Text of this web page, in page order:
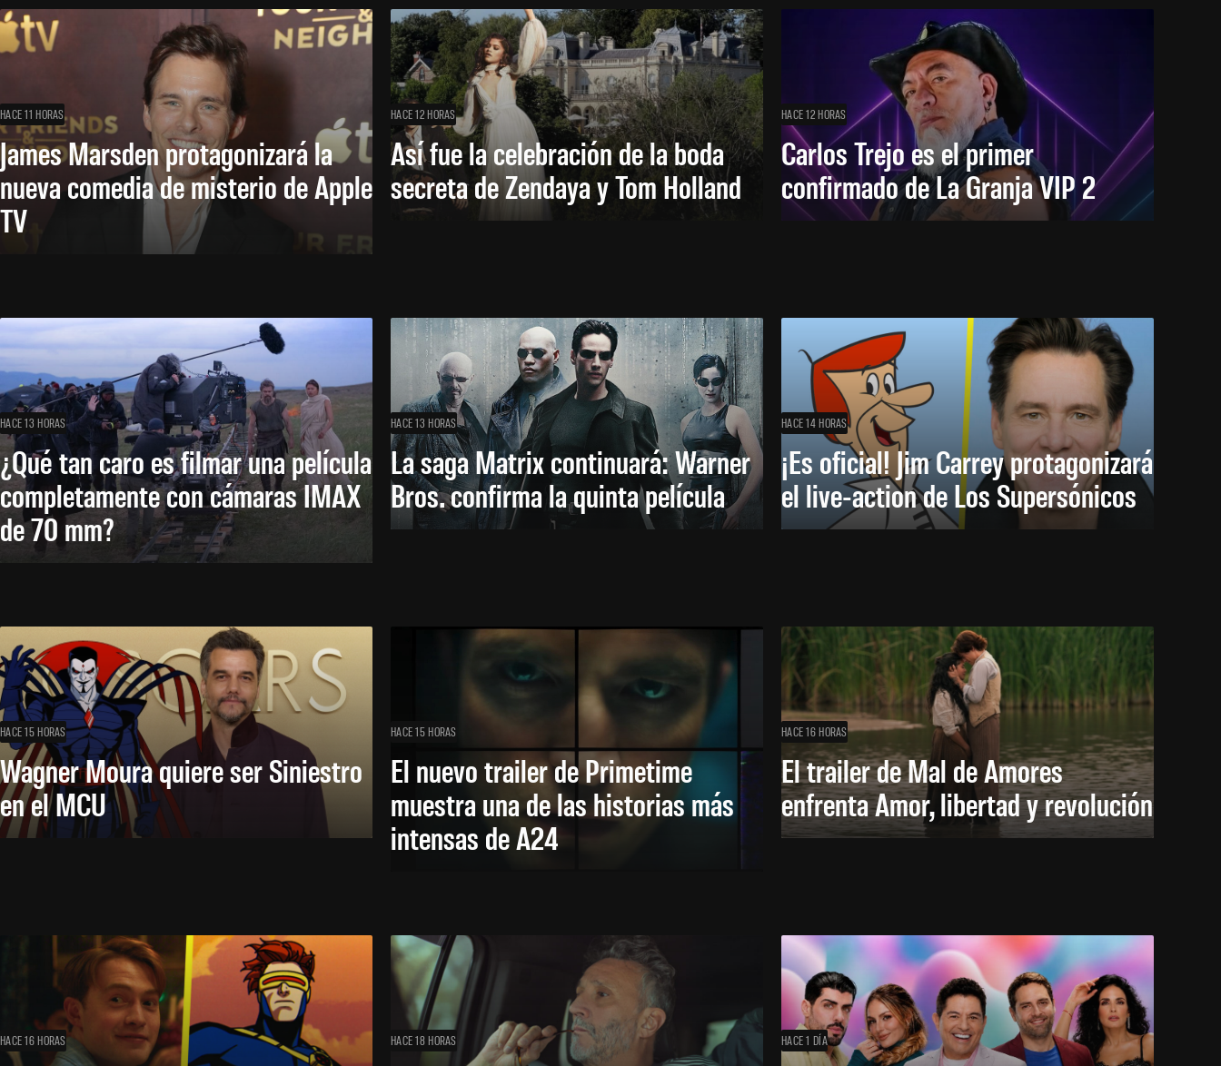
HACE 11 HORAS
James Marsden protagonizará la
nueva comedia de misterio de Apple
TV
HACE 12 HORAS
Así fue la celebración de la boda
secreta de Zendaya y Tom Holland
HACE 12 HORAS
Carlos Trejo es el primer
confirmado de La Granja VIP 2
HACE 13 HORAS
¿Qué tan caro es filmar una película
completamente con cámaras IMAX
de 70 mm?
HACE 13 HORAS
La saga Matrix continuará: Warner
Bros. confirma la quinta película
HACE 14 HORAS
¡Es oficial! Jim Carrey protagonizará
el live-action de Los Supersónicos
HACE 15 HORAS
Wagner Moura quiere ser Siniestro
en el MCU
HACE 15 HORAS
El nuevo trailer de Primetime
muestra una de las historias más
intensas de A24
HACE 16 HORAS
El trailer de Mal de Amores
enfrenta Amor, libertad y revolución
HACE 16 HORAS HACE 18 HORAS HACE 1 DÍA